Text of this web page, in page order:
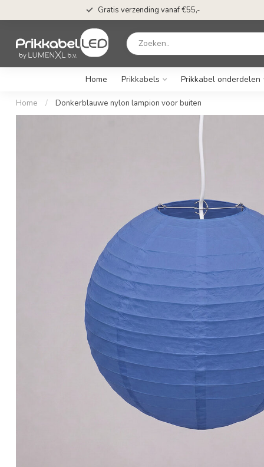
Gratis verzending vanaf €55,-
Home Prikkabels Prikkabel onderdelen
Home / Donkerblauwe nylon lampion voor buiten